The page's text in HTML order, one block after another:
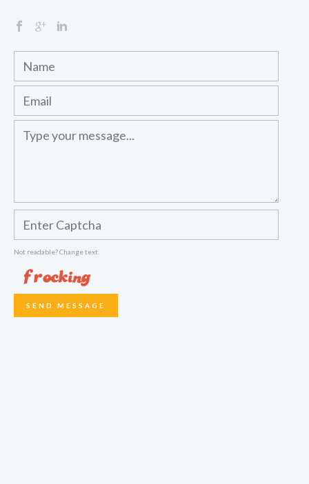
Not readable? Change text.
SEND MESSAGE